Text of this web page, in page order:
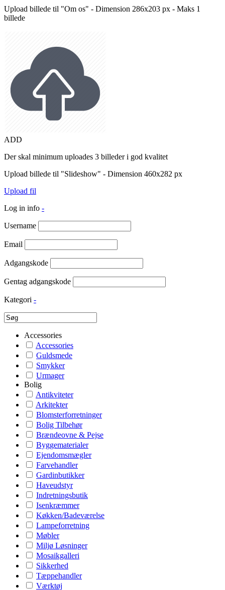
Upload billede til "Om os" - Dimension 286x203 px - Maks 1
billede
ADD
Der skal minimum uploades 3 billeder i god kvalitet
Upload billede til "Slideshow" - Dimension 460x282 px
Upload fil
Log in info -
Username
Email
Adgangskode
Gentag adgangskode
Kategori -
Accessories
Accessories
Guldsmede
Smykker
Urmager
Bolig
Antikviteter
Arkitekter
Blomsterforretninger
Bolig Tilbehør
Brændeovne & Pejse
Byggematerialer
Ejendomsmægler
Farvehandler
Gardinbutikker
Haveudstyr
Indretningsbutik
Isenkræmmer
Køkken/Badeværelse
Lampeforretning
Møbler
Miljø Løsninger
Mosaikgalleri
Sikkerhed
Tæppehandler
Værktøj